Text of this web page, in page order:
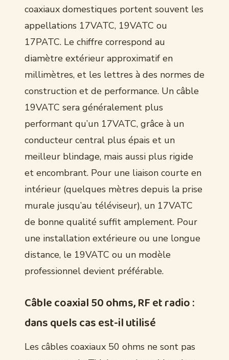
coaxiaux domestiques portent souvent les
appellations 17VATC, 19VATC ou
17PATC. Le chiffre correspond au
diamètre extérieur approximatif en
millimètres, et les lettres à des normes de
construction et de performance. Un câble
19VATC sera généralement plus
performant qu’un 17VATC, grâce à un
conducteur central plus épais et un
meilleur blindage, mais aussi plus rigide
et encombrant. Pour une liaison courte en
intérieur (quelques mètres depuis la prise
murale jusqu’au téléviseur), un 17VATC
de bonne qualité suffit amplement. Pour
une installation extérieure ou une longue
distance, le 19VATC ou un modèle
professionnel devient préférable.
Câble coaxial 50 ohms, RF et radio :
dans quels cas est-il utilisé
Les câbles coaxiaux 50 ohms ne sont pas